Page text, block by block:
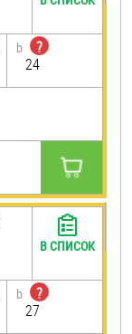
b
?
24
b
?
27
В СПИСОК